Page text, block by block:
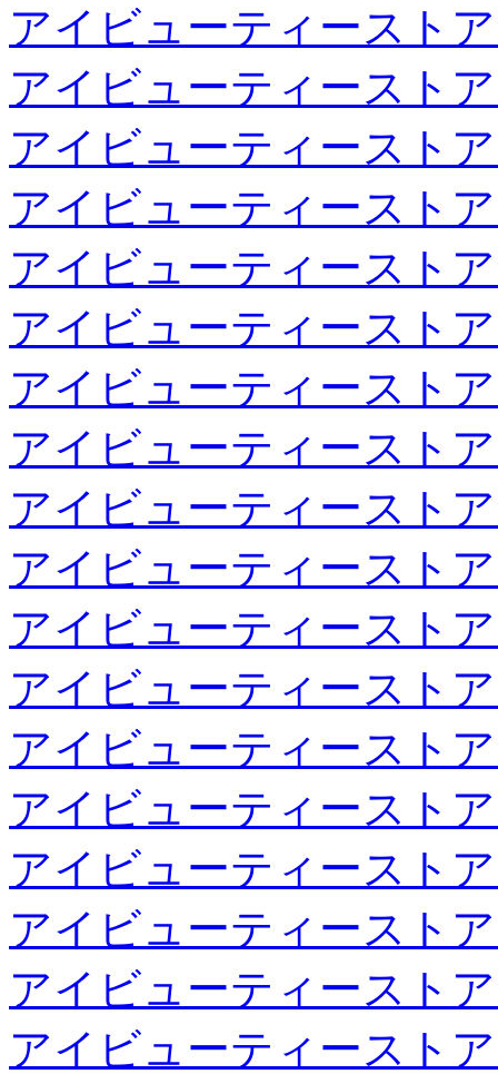
アイビューティースト
アイビューティースト
アイビューティースト
アイビューティースト
アイビューティースト
アイビューティースト
アイビューティースト
アイビューティースト
アイビューティースト
アイビューティースト
アイビューティースト
アイビューティースト
アイビューティースト
アイビューティースト
アイビューティースト
アイビューティースト
アイビューティースト
アイビューティースト